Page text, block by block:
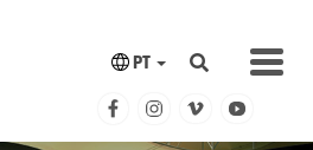
PT